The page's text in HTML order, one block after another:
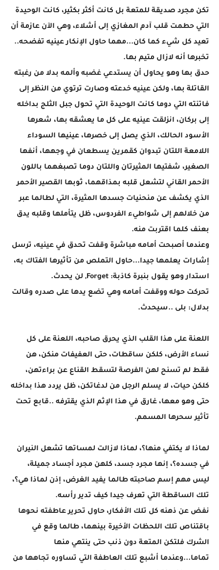
تكن مجرد صديقة للمتعة بل كانت أكثر بكثير، كانت الوحيدة
التي حطمت قلب آدم المغازي إلى أشلاء، وهي الآن عازمة أن
تعيد كل شيء كما كان...مهما حاول الإنكار عينيه تفضحه..
تخبرها أنه لازال متيم بها.
حدق بها وهو يحاول أن يستدعي غضبه وألمه بدلا من رغبته
القاتلة بها، ولكن عينيه خدعته وصارت ترتوي من النظر إلى
فاتنته التي دوما كانت الوحيدة التي تحول جبل الثلج بداخله
إلى بركان، انزلقت عينيه على كل ما يعشقه بها، شعرها
الأسود الحالك، الذي يصل إلى خصرها، عينيها السوداء
اللامعة اللتان تبدوان كقمرين يسطعان في وجهها، أنفها
الصغير، شفتيها المثيرتان واللتان دوما تصبغهما باللون
الأحمر القاني لتشعل قلبه بمذاقهما، ثوبها القصير الأحمر
الذي يكشف عن منحنيات جسدها المثيرة، التي لطالما عبر
من خلالهم إلى شواطيء الفردوس، ظل يتأملها وقلبه يدق
بعنف كلما اقتربت منه.
وعندما أصبحت أمامه مباشرة وقفت تحدق في عينيه، ترسل
إشارات يعلمها جيدا...حاول التملص من تأثيرها الفتاك به،
استدار وهو يقول بنبرة كاذبة: Forget, لن يحدث.
تحركت حوله ووقفت أمامه وهي تضع يدها على صدره وقالت
بدلال: بلى ..سيحدث.
اللعنة على هذا القلب الذي يحرق صاحبه، اللعنة على كل
نساء الأرض، كلكن ساقطات، حتى العفيفات منكن، هن
فقط لم تسنح لهن الفرصة لتسقط القناع عن براءتهن،
كلكن حيات، لا يسلم الرجل من لدغاتكن، ظل يردد هذا بداخله
حتى وهو معها، غارق في هذا الإثم الذي يقترفه ..قابع تحت
تأثير سحرها المسمم.
لماذا لا يكتفي منها؟، لماذا لازالت لمساتها تشعل النيران
في جسده؟، إنها مجرد جسد، كلهن مجرد أجساد جميلة،
ليس مهم إسم صاحبته طالما يفيد الغرض، إذن لماذا هي؟،
تلك الساقطة التي تعرف جيدا كيف تدير رأسه.
نفض عن ذهنه كل تلك الأفكار، حاول تحرير عاطفته نحوها
باقتناص تلك اللحظات الأخيرة بينهما، طالما وقع في
الشرك فلتكن المتعة دون ذنب حتى ينتهي منها
تماما...وعندما أشبع تلك العاطفة التي تساوره تجاهها من